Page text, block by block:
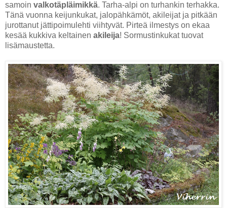
samoin valkotäpläimikkä. Tarha-alpi on turhankin terhakka.
Tänä vuonna keijunkukat, jalopähkämöt, akileijat ja pitkään
jurottanut jättipoimulehti viihtyvät. Pirteä ilmestys on ekaa
kesää kukkiva keltainen akileija! Sormustinkukat tuovat
lisämaustetta.